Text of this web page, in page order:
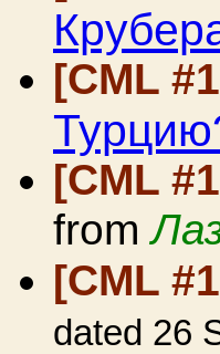
[CML
[CML
from
[CML
dated 26